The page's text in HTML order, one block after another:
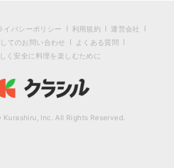
イバシーポリシー 利用規約
運営会社
てのお問い合わせ
よくある質問
く安全に料理を楽しむために
Inc. All Rights Reserved.